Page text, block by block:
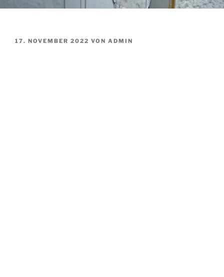
VERÖFFENTLICHT
17. NOVEMBER 2022 VON ADMIN